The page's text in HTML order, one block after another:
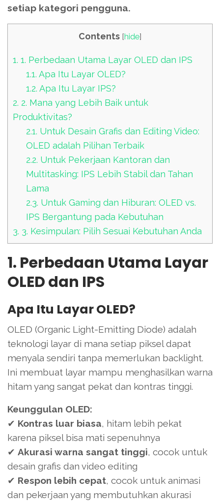
setiap kategori pengguna.
Contents [hide]
1. 1. Perbedaan Utama Layar OLED dan IPS
1.1. Apa Itu Layar OLED?
1.2. Apa Itu Layar IPS?
2. 2. Mana yang Lebih Baik untuk
Produktivitas?
2.1. Untuk Desain Grafis dan Editing Video:
OLED adalah Pilihan Terbaik
2.2. Untuk Pekerjaan Kantoran dan
Multitasking: IPS Lebih Stabil dan Tahan
Lama
2.3. Untuk Gaming dan Hiburan: OLED vs.
IPS Bergantung pada Kebutuhan
3. 3. Kesimpulan: Pilih Sesuai Kebutuhan Anda
1. Perbedaan Utama Layar
OLED dan IPS
Apa Itu Layar OLED?
OLED (Organic Light-Emitting Diode) adalah
teknologi layar di mana setiap piksel dapat
menyala sendiri tanpa memerlukan backlight.
Ini membuat layar mampu menghasilkan warna
hitam yang sangat pekat dan kontras tinggi.
Keunggulan OLED:
✔ Kontras luar biasa, hitam lebih pekat
karena piksel bisa mati sepenuhnya
✔ Akurasi warna sangat tinggi, cocok untuk
desain grafis dan video editing
✔ Respon lebih cepat, cocok untuk animasi
dan pekerjaan yang membutuhkan akurasi